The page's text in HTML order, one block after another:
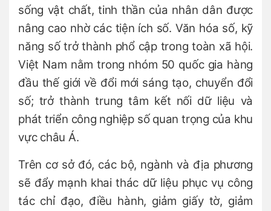
sống vật chất, tinh thần của nhân dân được
nâng cao nhờ các tiện ích số. Văn hóa số, kỹ
năng số trở thành phổ cập trong toàn xã hội.
Việt Nam nằm trong nhóm 50 quốc gia hàng
đầu thế giới về đổi mới sáng tạo, chuyển đổi
số; trở thành trung tâm kết nối dữ liệu và
phát triển công nghiệp số quan trọng của khu
vực châu Á.
Trên cơ sở đó, các bộ, ngành và địa phương
sẽ đẩy mạnh khai thác dữ liệu phục vụ công
tác chỉ đạo, điều hành, giảm giấy tờ, giảm